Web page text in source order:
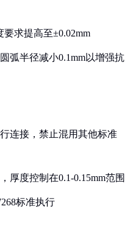
求提高至±0.02mm
弧半径减小0.1mm以增强抗
连接，禁止混用其他标准
厚度控制在0.1-0.15mm范围
标准执行